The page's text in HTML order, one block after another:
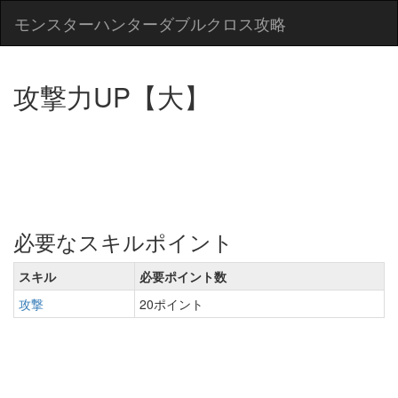
モンスターハンターダブルクロス攻略
攻撃力UP【大】
必要なスキルポイント
スキル
必要ポイント数
攻撃
20ポイント